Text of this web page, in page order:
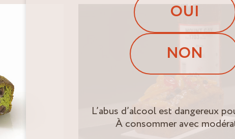
OUI
NON
L’abus d’alcool est dangereux
À consommer avec